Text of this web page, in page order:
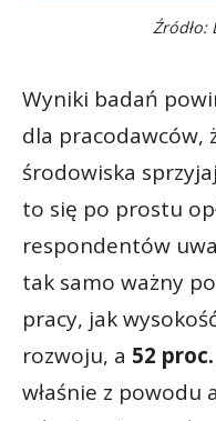
Źródło:
Wyniki badań
dla pracodawców,
środowiska
to się po prostu
respondentów
tak samo ważny
pracy, jak
rozwoju, a 52 proc.
właśnie z powodu